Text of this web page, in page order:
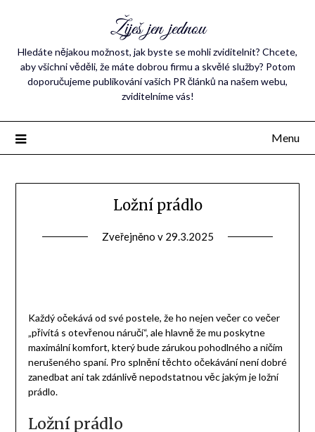
Žiješ jen jednou
Hledáte nějakou možnost, jak byste se mohli zviditelnit? Chcete,
aby všichni věděli, že máte dobrou firmu a skvělé služby? Potom
doporučujeme publikování vašich PR článků na našem webu,
zviditelníme vás!
Menu
Ložní prádlo
Zveřejněno v 29.3.2025
Každý očekává od své postele, že ho nejen večer co večer
„přivítá s otevřenou náručí“, ale hlavně že mu poskytne
maximální komfort, který bude zárukou pohodlného a ničím
nerušeného spaní. Pro splnění těchto očekávání není dobré
zanedbat ani tak zdánlivě nepodstatnou věc jakým je ložní
prádlo.
Ložní prádlo